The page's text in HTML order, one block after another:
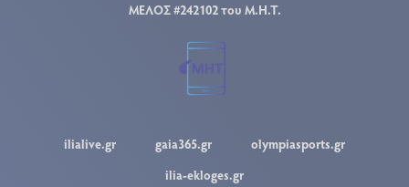
ΜΕΛΟΣ #242102 του Μ.Η.Τ.
ilialive.gr gaia365.gr
olympiasports.gr
ilia-ekloges.gr